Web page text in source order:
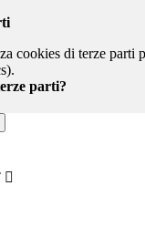
cookies di terze parti
parti?
